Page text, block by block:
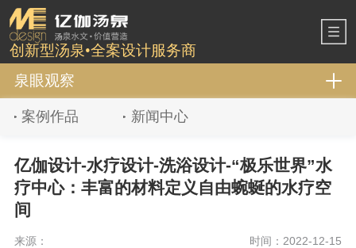
创新型汤泉•全案设计服务商
泉眼观察
案例作品 新闻中心
亿伽设计-水疗设计-洗浴设计-“极乐世界”水
疗中心：丰富的材料定义自由蜿蜒的水疗空
间
来源： 时间：2022-12-15